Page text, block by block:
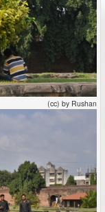
(cc) by Rushan